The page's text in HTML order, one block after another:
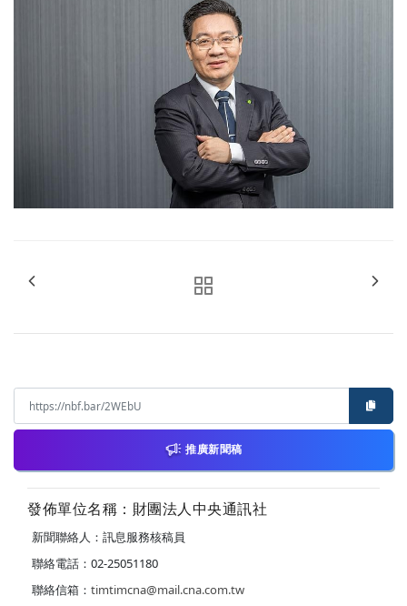
推廣新聞稿
發佈單位名稱：財團法人中央通訊社
新聞聯絡人：訊息服務核稿員
聯絡電話：02-25051180
聯絡信箱： timtimcna@mail.cna.com.tw